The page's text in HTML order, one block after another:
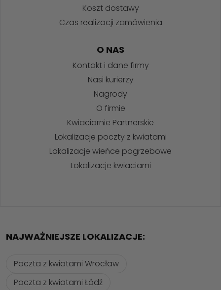
Koszt dostawy
Czas realizacji zamówienia
O NAS
Kontakt i dane firmy
Nasi kurierzy
Nagrody
O firmie
Kwiaciarnie Partnerskie
Lokalizacje poczty z kwiatami
Lokalizacje wieńce pogrzebowe
Lokalizacje kwiaciarni
NAJWAŻNIEJSZE LOKALIZACJE:
Poczta z kwiatami Wrocław
Poczta z kwiatami Łódź